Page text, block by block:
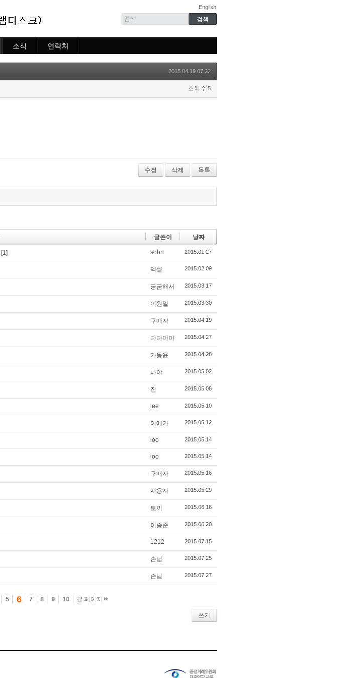
English
소식 연락처
2015.04.19 07:22
조회 수:5
수정 삭제 목록
글쓴이 날짜
[1] sohn 2015.01.27
덱셀 2015.02.09
궁굼해서 2015.03.17
이원일 2015.03.30
구매자 2015.04.19
다다마마 2015.04.27
가동윤 2015.04.28
나야 2015.05.02
진 2015.05.08
lee 2015.05.10
이메가 2015.05.12
loo 2015.05.14
loo 2015.05.14
구매자 2015.05.16
사용자 2015.05.29
토끼 2015.06.16
이승준 2015.06.20
1212 2015.07.15
손님 2015.07.25
손님 2015.07.27
5 6 7 8 9 10 끝 페이지
쓰기